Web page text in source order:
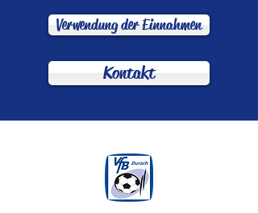
Verwendung der Einnahmen
Kontakt